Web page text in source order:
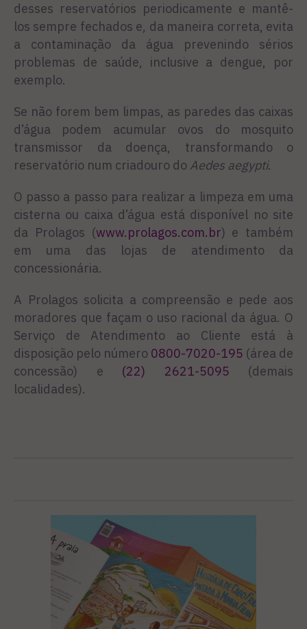
desses reservatórios periodicamente e mantê-
los sempre fechados e, da maneira correta, evita
a contaminação da água prevenindo sérios
problemas de saúde, inclusive a dengue, por
exemplo.
Se não forem bem limpas, as paredes das caixas
d’água podem acumular ovos do mosquito
transmissor da doença, transformando o
reservatório num criadouro do Aedes aegypti.
O passo a passo para realizar a limpeza em uma
cisterna ou caixa d’água está disponível no site
da Prolagos (www.prolagos.com.br) e também
em uma das lojas de atendimento da
concessionária.
A Prolagos solicita a compreensão e pede aos
moradores que façam o uso racional da água. O
Serviço de Atendimento ao Cliente está à
disposição pelo número 0800-7020-195 (área de
concessão) e (22) 2621-5095 (demais
localidades).